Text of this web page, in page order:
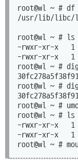
root@wl ~ #
/usr/lib/libc/
root@wl ~ #
-rwxr-xr-x   1
-rwxr-xr-x   1
root@wl ~ #
root@wl ~ #
root@wl ~ #
root@wl ~ #
-rwxr-xr-x   1
-rwxr-xr-x   1
root@wl ~ #